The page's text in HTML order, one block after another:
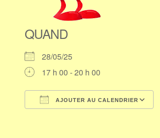
QUAND
28/05/25
17 h 00 - 20 h 00
AJOUTER AU CALENDRIER